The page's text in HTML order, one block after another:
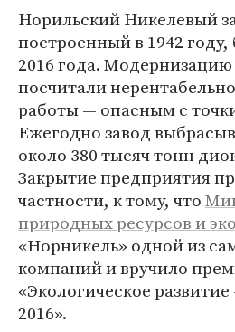
Норильский Никелевый
построенный в 1942
2016 года.
посчитали
работы — опасным с
Ежегодно завод
около 380 тысяч тонн
Закрытие предприятия
частности, к тому, что
природных ресурсов и
«Норникель» одной из
компаний и вручило
«Экологическое
2016».